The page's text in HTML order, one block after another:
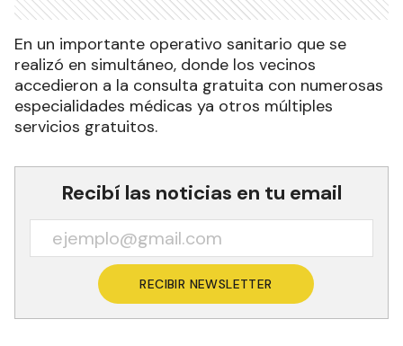
En un importante operativo sanitario que se
realizó en simultáneo, donde los vecinos
accedieron a la consulta gratuita con numerosas
especialidades médicas ya otros múltiples
servicios gratuitos.
Recibí las noticias en tu email
RECIBIR NEWSLETTER